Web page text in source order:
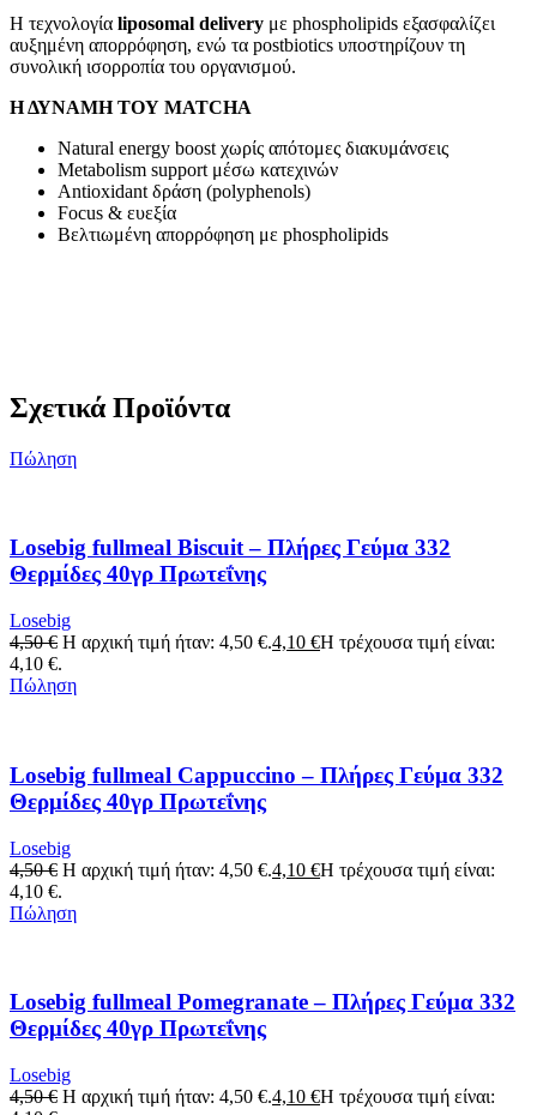
Η τεχνολογία liposomal delivery με phospholipids εξασφαλίζει
αυξημένη απορρόφηση, ενώ τα postbiotics υποστηρίζουν τη
συνολική ισορροπία του οργανισμού.
Η ΔΥΝΑΜΗ ΤΟΥ MATCHA
Natural energy boost χωρίς απότομες διακυμάνσεις
Metabolism support μέσω κατεχινών
Antioxidant δράση (polyphenols)
Focus & ευεξία
Βελτιωμένη απορρόφηση με phospholipids
Σχετικά Προϊόντα
Πώληση
Losebig fullmeal Biscuit – Πλήρες Γεύμα 332
Θερμίδες 40γρ Πρωτεΐνης
Losebig
4,50€ Η αρχική τιμή ήταν: 4,50 €.4,10 €Η τρέχουσα τιμή είναι:
4,10 €.
Πώληση
Losebig fullmeal Cappuccino – Πλήρες Γεύμα 332
Θερμίδες 40γρ Πρωτεΐνης
Losebig
4,50€ Η αρχική τιμή ήταν: 4,50 €.4,10 €Η τρέχουσα τιμή είναι:
4,10 €.
Πώληση
Losebig fullmeal Pomegranate – Πλήρες Γεύμα 332
Θερμίδες 40γρ Πρωτεΐνης
Losebig
4,50€ Η αρχική τιμή ήταν: 4,50 €.4,10 €Η τρέχουσα τιμή είναι: